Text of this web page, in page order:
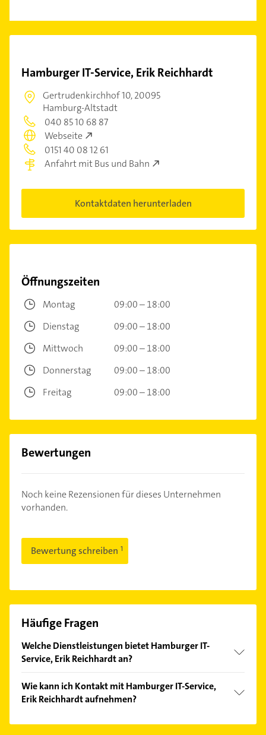
Hamburger IT-Service, Erik Reichhardt
Gertrudenkirchhof 10,20095
Hamburg-Altstadt
040 85 10 68 87
Webseite
0151 40 08 12 61
Anfahrt mit Bus und Bahn
Kontaktdaten herunterladen
Öffnungszeiten
Montag
09:00 – 18:00
Dienstag
09:00 – 18:00
Mittwoch
09:00 – 18:00
Donnerstag
09:00 – 18:00
Freitag
09:00 – 18:00
Bewertungen
Noch keine Rezensionen für dieses Unternehmen
vorhanden.
Bewertung schreiben
Häufige Fragen
Welche Dienstleistungen bietet Hamburger IT-
Service, Erik Reichhardt an?
Consulting, Installation, Administration und EDV.
Wie kann ich Kontakt mit Hamburger IT-Service,
Erik Reichhardt aufnehmen?